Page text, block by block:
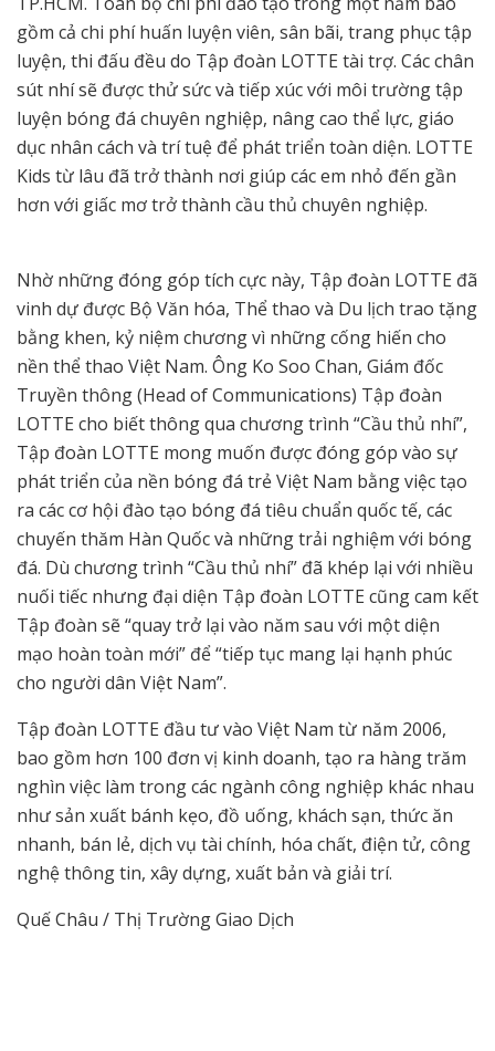
gồm cả chi phí huấn luyện viên, sân bãi, trang phục tập
luyện, thi đấu đều do Tập đoàn LOTTE tài trợ. Các chân
sút nhí sẽ được thử sức và tiếp xúc với môi trường tập
luyện bóng đá chuyên nghiệp, nâng cao thể lực, giáo
dục nhân cách và trí tuệ để phát triển toàn diện. LOTTE
Kids từ lâu đã trở thành nơi giúp các em nhỏ đến gần
hơn với giấc mơ trở thành cầu thủ chuyên nghiệp.
Nhờ những đóng góp tích cực này, Tập đoàn LOTTE đã
vinh dự được Bộ Văn hóa, Thể thao và Du lịch trao tặng
bằng khen, kỷ niệm chương vì những cống hiến cho
nền thể thao Việt Nam. Ông Ko Soo Chan, Giám đốc
Truyền thông (Head of Communications) Tập đoàn
LOTTE cho biết thông qua chương trình “Cầu thủ nhí”,
Tập đoàn LOTTE mong muốn được đóng góp vào sự
phát triển của nền bóng đá trẻ Việt Nam bằng việc tạo
ra các cơ hội đào tạo bóng đá tiêu chuẩn quốc tế, các
chuyến thăm Hàn Quốc và những trải nghiệm với bóng
đá. Dù chương trình “Cầu thủ nhí” đã khép lại với nhiều
nuối tiếc nhưng đại diện Tập đoàn LOTTE cũng cam kết
Tập đoàn sẽ “quay trở lại vào năm sau với một diện
mạo hoàn toàn mới” để “tiếp tục mang lại hạnh phúc
cho người dân Việt Nam”.
Tập đoàn LOTTE đầu tư vào Việt Nam từ năm 2006,
bao gồm hơn 100 đơn vị kinh doanh, tạo ra hàng trăm
nghìn việc làm trong các ngành công nghiệp khác nhau
như sản xuất bánh kẹo, đồ uống, khách sạn, thức ăn
nhanh, bán lẻ, dịch vụ tài chính, hóa chất, điện tử, công
nghệ thông tin, xây dựng, xuất bản và giải trí.
Quế Châu / Thị Trường Giao Dịch